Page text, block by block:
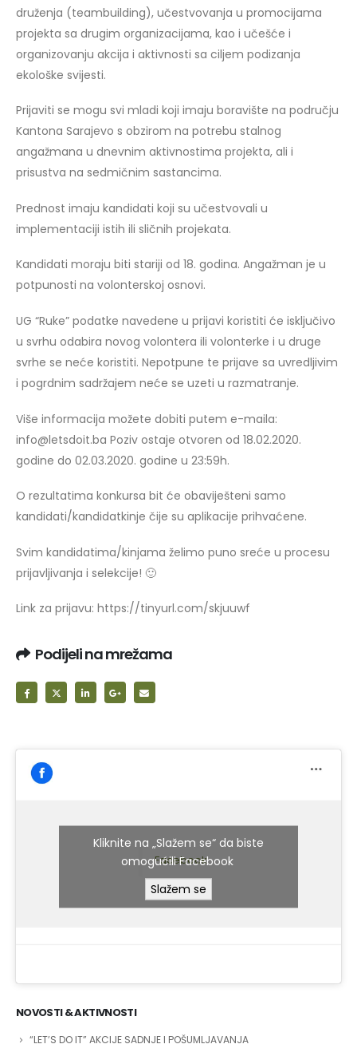
druženja (teambuilding), učestvovanja u promocijama
projekta sa drugim organizacijama, kao i učešće i
organizovanju akcija i aktivnosti sa ciljem podizanja
ekološke svijesti.
Prijaviti se mogu svi mladi koji imaju boravište na području
Kantona Sarajevo s obzirom na potrebu stalnog
angažmana u dnevnim aktivnostima projekta, ali i
prisustva na sedmičnim sastancima.
Prednost imaju kandidati koji su učestvovali u
implementaciji istih ili sličnih projekata.
Kandidati moraju biti stariji od 18. godina. Angažman je u
potpunosti na volonterskoj osnovi.
UG “Ruke” podatke navedene u prijavi koristiti će isključivo
u svrhu odabira novog volontera ili volonterke i u druge
svrhe se neće koristiti. Nepotpune te prijave sa uvredljivim
i pogrdnim sadržajem neće se uzeti u razmatranje.
Više informacija možete dobiti putem e-maila:
info@letsdoit.ba Poziv ostaje otvoren od 18.02.2020.
godine do 02.03.2020. godine u 23:59h.
O rezultatima konkursa bit će obaviješteni samo
kandidati/kandidatkinje čije su aplikacije prihvaćene.
Svim kandidatima/kinjama želimo puno sreće u procesu
prijavljivanja i selekcije! 🙂
Link za prijavu: https://tinyurl.com/skjuuwf
Podijeli na mrežama
Facebook
Kliknite na „Slažem se“ da biste
omogućili Facebook
Slažem se
NOVOSTI & AKTIVNOSTI
“LET’S DO IT” AKCIJE SADNJE I POŠUMLJAVANJA